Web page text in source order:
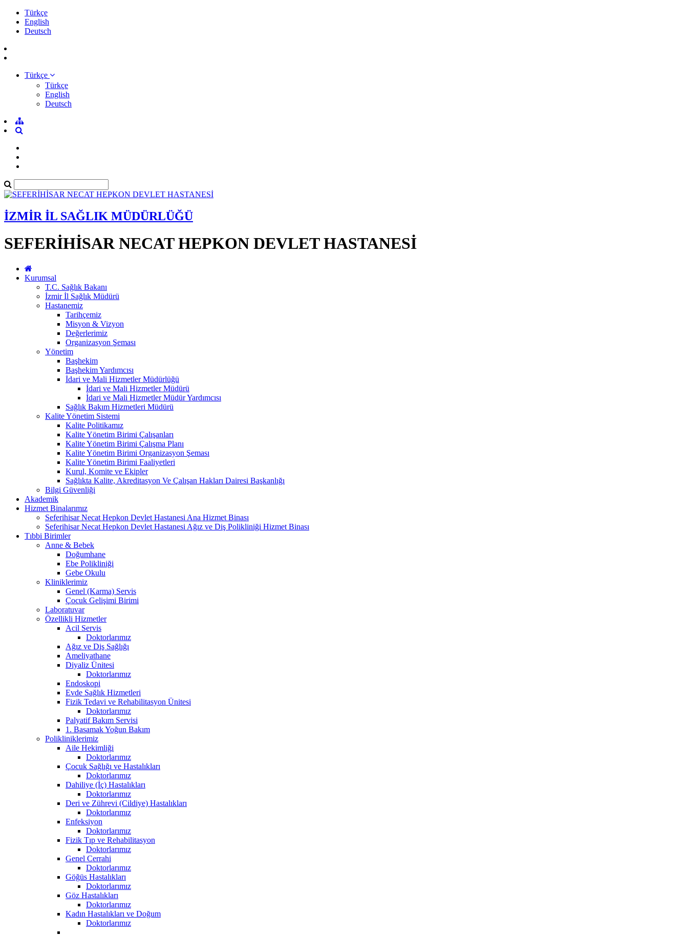
Türkçe
English
Deutsch
Türkçe
Türkçe
English
Deutsch
İZMİR İL SAĞLIK MÜDÜRLÜĞÜ
SEFERİHİSAR NECAT HEPKON DEVLET HASTANESİ
Kurumsal
T.C. Sağlık Bakanı
İzmir İl Sağlık Müdürü
Hastanemiz
Tarihçemiz
Misyon & Vizyon
Değerlerimiz
Organizasyon Şeması
Yönetim
Başhekim
Başhekim Yardımcısı
İdari ve Mali Hizmetler Müdürlüğü
İdari ve Mali Hizmetler Müdürü
İdari ve Mali Hizmetler Müdür Yardımcısı
Sağlık Bakım Hizmetleri Müdürü
Kalite Yönetim Sistemi
Kalite Politikamız
Kalite Yönetim Birimi Çalışanları
Kalite Yönetim Birimi Çalışma Planı
Kalite Yönetim Birimi Organizasyon Şeması
Kalite Yönetim Birimi Faaliyetleri
Kurul, Komite ve Ekipler
Sağlıkta Kalite, Akreditasyon Ve Çalışan Hakları Dairesi Başkanlığı
Bilgi Güvenliği
Akademik
Hizmet Binalarımız
Seferihisar Necat Hepkon Devlet Hastanesi Ana Hizmet Binası
Seferihisar Necat Hepkon Devlet Hastanesi Ağız ve Diş Polikliniği Hizmet Binası
Tıbbi Birimler
Anne & Bebek
Doğumhane
Ebe Polikliniği
Gebe Okulu
Kliniklerimiz
Genel (Karma) Servis
Çocuk Gelişimi Birimi
Laboratuvar
Özellikli Hizmetler
Acil Servis
Doktorlarımız
Ağız ve Diş Sağlığı
Ameliyathane
Diyaliz Ünitesi
Doktorlarımız
Endoskopi
Evde Sağlık Hizmetleri
Fizik Tedavi ve Rehabilitasyon Ünitesi
Doktorlarımız
Palyatif Bakım Servisi
1. Basamak Yoğun Bakım
Polikliniklerimiz
Aile Hekimliği
Doktorlarımız
Çocuk Sağlığı ve Hastalıkları
Doktorlarımız
Dahiliye (İç) Hastalıkları
Doktorlarımız
Deri ve Zührevi (Cildiye) Hastalıkları
Doktorlarımız
Enfeksiyon
Doktorlarımız
Fizik Tıp ve Rehabilitasyon
Doktorlarımız
Genel Cerrahi
Doktorlarımız
Göğüs Hastalıkları
Doktorlarımız
Göz Hastalıkları
Doktorlarımız
Kadın Hastalıkları ve Doğum
Doktorlarımız